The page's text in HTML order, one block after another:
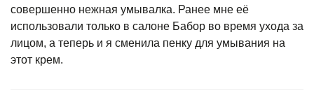
совершенно нежная умывалка. Ранее мне её
использовали только в салоне Бабор во время ухода за
лицом, а теперь и я сменила пенку для умывания на
этот крем.